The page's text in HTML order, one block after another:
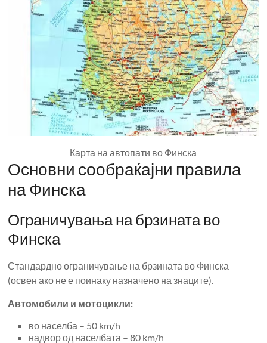
Карта на автопати во Финска
Основни сообраќајни правила
на Финска
Ограничувања на брзината во
Финска
Стандардно ограничување на брзината во Финска
(освен ако не е поинаку назначено на знаците).
Автомобили и мотоцикли:
во населба – 50 km/h
надвор од населбата – 80 km/h